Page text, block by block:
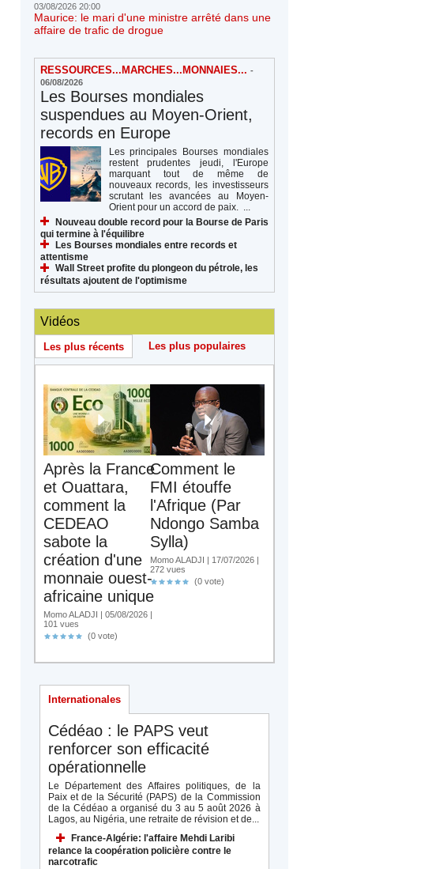
03/08/2026 20:00
Maurice: le mari d'une ministre arrêté dans une
affaire de trafic de drogue
RESSOURCES...MARCHES...MONNAIES... -
06/08/2026
Les Bourses mondiales
suspendues au Moyen-Orient,
records en Europe
Les principales Bourses mondiales
restent prudentes jeudi, l'Europe
marquant tout de même de
nouveaux records, les investisseurs
scrutant les avancées au Moyen-
Orient pour un accord de paix. ...
Nouveau double record pour la Bourse de Paris
qui termine à l'équilibre
Les Bourses mondiales entre records et
attentisme
Wall Street profite du plongeon du pétrole, les
résultats ajoutent de l'optimisme
Vidéos
Les plus récents Les plus populaires
Après la France
et Ouattara,
comment la
CEDEAO
sabote la
création d'une
monnaie ouest-
africaine unique
Momo ALADJI | 05/08/2026 |
101 vues
(0 vote)
Comment le
FMI étouffe
l'Afrique (Par
Ndongo Samba
Sylla)
Momo ALADJI | 17/07/2026 |
272 vues
(0 vote)
Internationales
Cédéao : le PAPS veut
renforcer son efficacité
opérationnelle
Le Département des Affaires politiques, de la
Paix et de la Sécurité (PAPS) de la Commission
de la Cédéao a organisé du 3 au 5 août 2026 à
Lagos, au Nigéria, une retraite de révision et de...
France-Algérie: l'affaire Mehdi Laribi
relance la coopération policière contre le
narcotrafic